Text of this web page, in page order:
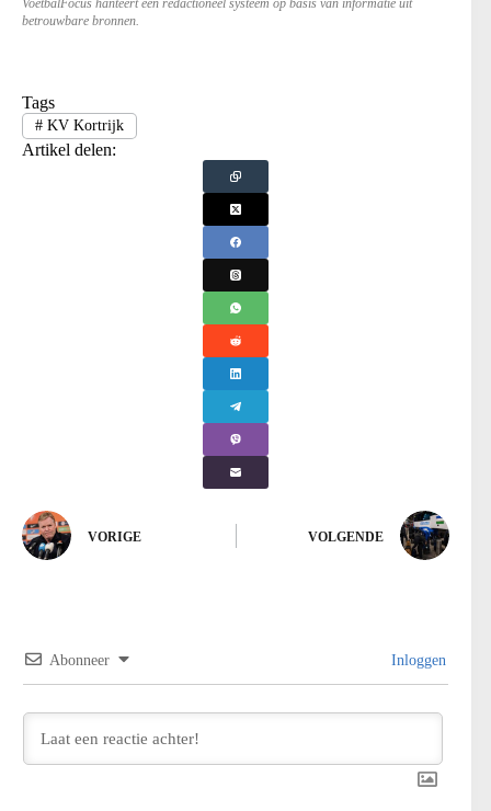
VoetbalFocus hanteert een redactioneel systeem op basis van informatie uit
betrouwbare bronnen.
Tags
#KV Kortrijk
Artikel delen:
VORIGE VOLGENDE
Abonneer Inloggen